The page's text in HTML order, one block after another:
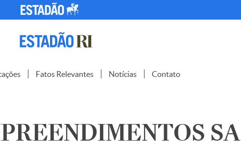
Fatos Relevantes Notícias Contato
SA